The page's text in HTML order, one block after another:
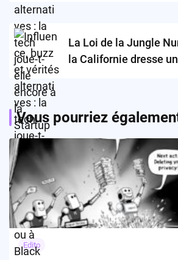
La Loi de la Jungle
la Californie dresse
Vous pourriez
Edito